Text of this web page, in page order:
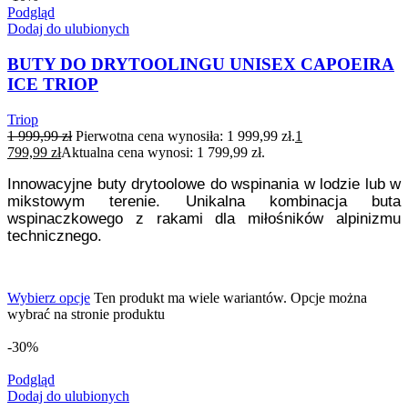
Podgląd
Dodaj do ulubionych
BUTY DO DRYTOOLINGU UNISEX CAPOEIRA
ICE TRIOP
Triop
1 999,99zł Pierwotna cena wynosiła: 1 999,99 zł.1
799,99 złAktualna cena wynosi: 1 799,99 zł.
Innowacyjne buty drytoolowe do wspinania w lodzie lub w
mikstowym terenie. Unikalna kombinacja buta
wspinaczkowego z rakami dla miłośników alpinizmu
technicznego.
Wybierz opcje Ten produkt ma wiele wariantów. Opcje można
wybrać na stronie produktu
-30%
Podgląd
Dodaj do ulubionych